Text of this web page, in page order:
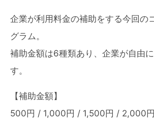
企業が利用料金の補助をする今回の
グラム。
補助金額は6種類あり、企業が自由
す。
【補助金額】
500円 / 1,000円 / 1,500円 / 2,000